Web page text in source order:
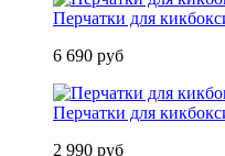
Перчатки для
6 690 руб
Перчатки для
2 990 руб